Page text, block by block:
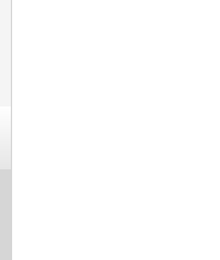
anzeigen